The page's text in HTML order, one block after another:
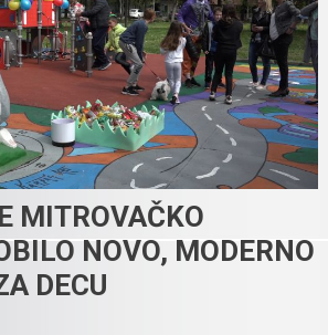
MITROVAČKO
NOVO, MODERNO
DECU